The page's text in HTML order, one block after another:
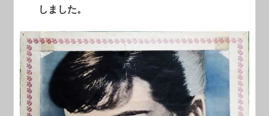
しました。